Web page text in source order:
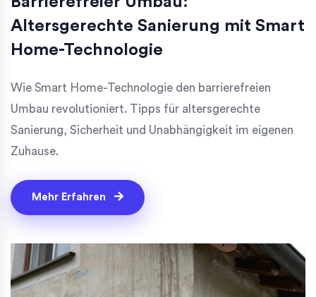
Altersgerechte Sanierung mit Smart
Home-Technologie
Wie Smart Home-Technologie den barrierefreien
Umbau revolutioniert. Tipps für altersgerechte
Sanierung, Sicherheit und Unabhängigkeit im eigenen
Zuhause.
Mehr Erfahren